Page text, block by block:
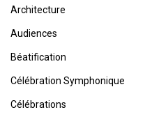
Architecture
Audiences
Béatification
Célébration Symphonique
Célébrations